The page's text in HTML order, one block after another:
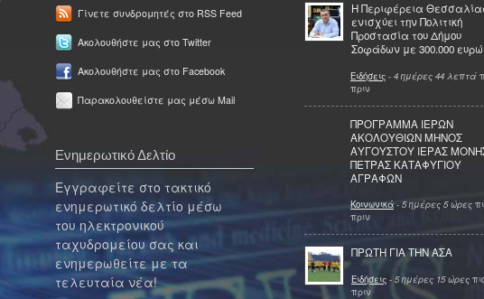
Γίνετε συνδρομητές στο RSS Feed
Ακολουθήστε μας στο Twitter
Ακολουθήστε μας στο Facebook
Παρακολουθείστε μας μέσω Mail
Ενημερωτικό Δελτίο
Εγγραφείτε στο τακτικό
ενημερωτικό δελτίο μέσω
του ηλεκτρονικού
ταχυδρομείου σας και
ενημερωθείτε με τα
τελευταία νέα!
Η Περιφέρεια
ενισχύει την Πολιτική
Προστασία του Δήμου
Σοφάδων με 300.000 ευρώ
Ειδήσεις - 4 ημέρες 44 λεπτά
πριν
ΠΡΟΓΡΑΜΜΑ ΙΕΡΩΝ
ΑΚΟΛΟΥΘΙΩΝ ΜΗΝΟΣ
ΑΥΓΟΥΣΤΟΥ ΙΕΡΑΣ
ΠΕΤΡΑΣ ΚΑΤΑΦΥΓΙΟΥ
ΑΓΡΑΦΩΝ
Κοινωνικά - 5 ημέρες 5 ώρες
πριν
ΠΡΩΤΗ ΓΙΑ ΤΗΝ ΑΣΑ
Ειδήσεις - 5 ημέρες 15 ώρες
πριν